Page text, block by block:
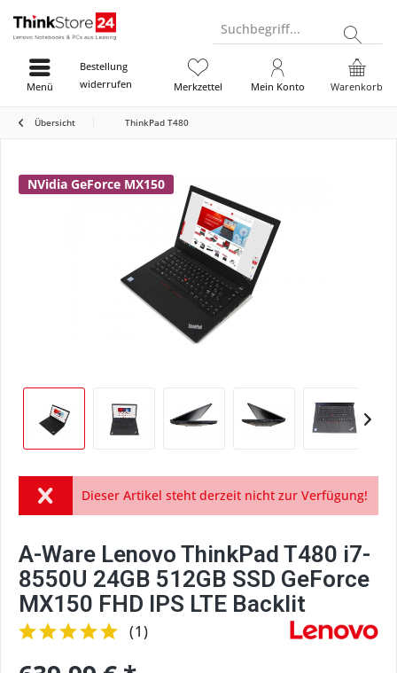
Suchbegriff...
Bestellung
widerrufen
Warenkorb
Merkzettel Mein Konto
Menü
Übersicht ThinkPad T480
NVidia GeForce MX150
Dieser Artikel steht derzeit nicht zur Verfügung!
A-Ware Lenovo ThinkPad T480 i7-
8550U 24GB 512GB SSD GeForce
MX150 FHD IPS LTE Backlit
(1)